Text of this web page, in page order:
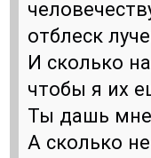
отблеск
И сколько
чтобы я их
Ты дашь
А сколько